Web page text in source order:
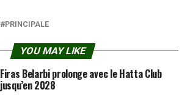
PRINCIPALE
YOU MAY LIKE
Firas Belarbi prolonge avec le Hatta Club
jusqu’en 2028